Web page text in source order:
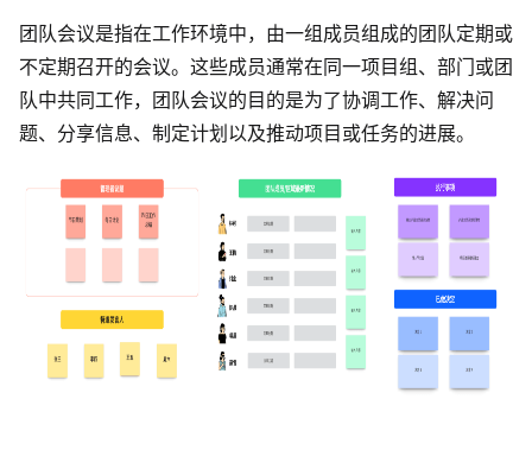
解决方案
团队协作提效
素材整理
在线白板
涂鸦画板
在线绘图
思维和灵感整理
流程整理
客户旅程图
团队会议是指在工作环境中，由一组成员组成的团队定期或
不定期召开的会议。这些成员通常在同一项目组、部门或团
队中共同工作，团队会议的目的是为了协调工作、解决问
题、分享信息、制定计划以及推动项目或任务的进展。